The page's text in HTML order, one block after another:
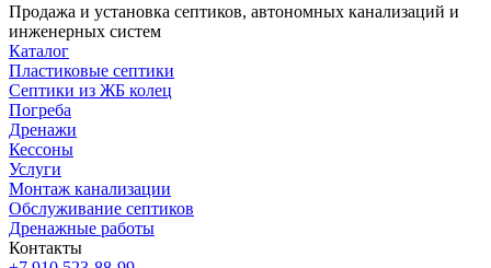
Продажа и установка септиков, автономных канализаций и
инженерных систем
Каталог
Пластиковые септики
Септики из ЖБ колец
Погреба
Дренажи
Кессоны
Услуги
Монтаж канализации
Обслуживание септиков
Дренажные работы
Контакты